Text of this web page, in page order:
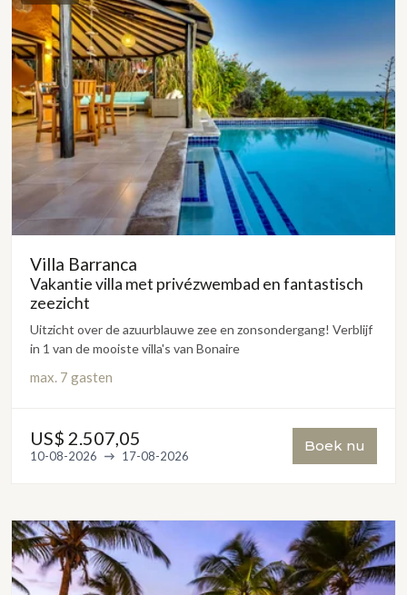
Villa Barranca
Vakantie villa met privézwembad en fantastisch
zeezicht
Uitzicht over de azuurblauwe zee en zonsondergang! Verblijf
in 1 van de mooiste villa's van Bonaire
max. 7 gasten
US$ 2.507,05
10-08-2026 17-08-2026
Boek nu